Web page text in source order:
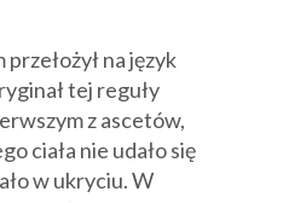
na język
tej reguły
z ascetów,
ciała nie udało się
w ukryciu. W